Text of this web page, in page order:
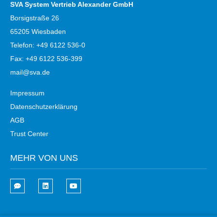
SVA System Vertrieb Alexander GmbH
Borsigstraße 26
65205 Wiesbaden
Telefon: +49 6122 536-0
Fax: +49 6122 536-399
mail@sva.de
Impressum
Datenschutzerklärung
AGB
Trust Center
MEHR VON UNS